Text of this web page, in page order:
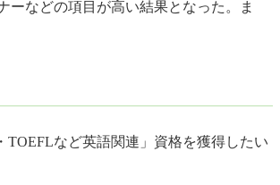
ーなどの項目が高い結果となった。ま
TOEFLなど英語関連」資格を獲得したい